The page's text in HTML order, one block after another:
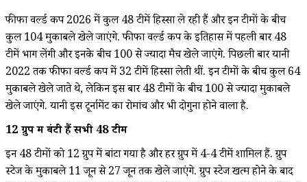
फीफा वर्ल्ड कप 2026 में कुल 48 टीमें हिस्सा ले रही हैं और इन टीमों के बीच
कुल 104 मुकाबले खेले जाएंगे. फीफा वर्ल्ड कप के इतिहास में पहली बार 48
टीमें भाग लेंगी और इनके बीच 100 से ज्यादा मैच खेले जाएंगे. पिछली बार यानी
2022 तक फीफा वर्ल्ड कप में 32 टीमें हिस्सा लेती थीं. इन टीमों के बीच कुल 64
मुकाबले खेले जाते थे, लेकिन इस बार 48 टीमों के बीच 100 से ज्यादा मुकाबले
खेले जाएंगे. यानी इस टूर्नामेंट का रोमांच और भी दोगुना होने वाला है.
12 ग्रुप में बंटी हैं सभी 48 टीमें
इन 48 टीमों को 12 ग्रुप में बांटा गया है और हर ग्रुप में 4-4 टीमें शामिल हैं. ग्रुप
स्टेज के मुकाबले 11 जून से 27 जून तक खेले जाएंगे. ग्रुप स्टेज खत्म होने के बाद